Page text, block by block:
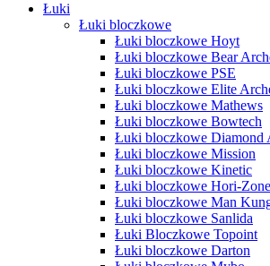
Łuki
Łuki bloczkowe
Łuki bloczkowe Hoyt
Łuki bloczkowe Bear
Łuki bloczkowe PSE
Łuki bloczkowe Elite
Łuki bloczkowe Mathews
Łuki bloczkowe Bowtech
Łuki bloczkowe Diamond
Łuki bloczkowe Mission
Łuki bloczkowe Kinetic
Łuki bloczkowe Hori-Zone
Łuki bloczkowe Man
Łuki bloczkowe Sanlida
Łuki Bloczkowe Topoint
Łuki bloczkowe Darton